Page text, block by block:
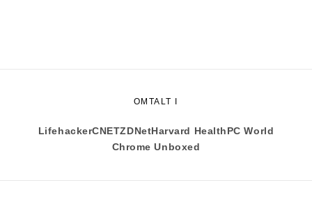
OMTALT I
LifehackerCNETZDNet Harvard Health PC World
Chrome Unboxed